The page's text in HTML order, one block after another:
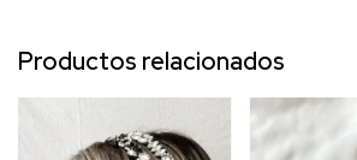
Productos relacionados